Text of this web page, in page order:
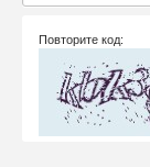
Повторите код: